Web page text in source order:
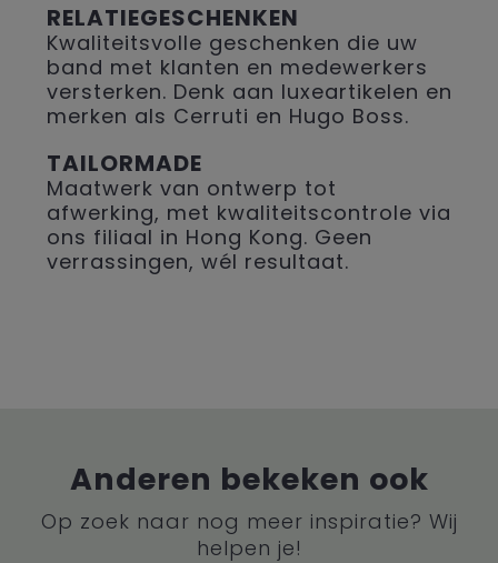
RELATIEGESCHENKEN
Kwaliteitsvolle geschenken die uw
band met klanten en medewerkers
versterken. Denk aan luxeartikelen en
merken als Cerruti en Hugo Boss.
TAILORMADE
Maatwerk van ontwerp tot
afwerking, met kwaliteitscontrole via
ons filiaal in Hong Kong. Geen
verrassingen, wél resultaat.
Anderen bekeken ook
Op zoek naar nog meer inspiratie? Wij
helpen je!